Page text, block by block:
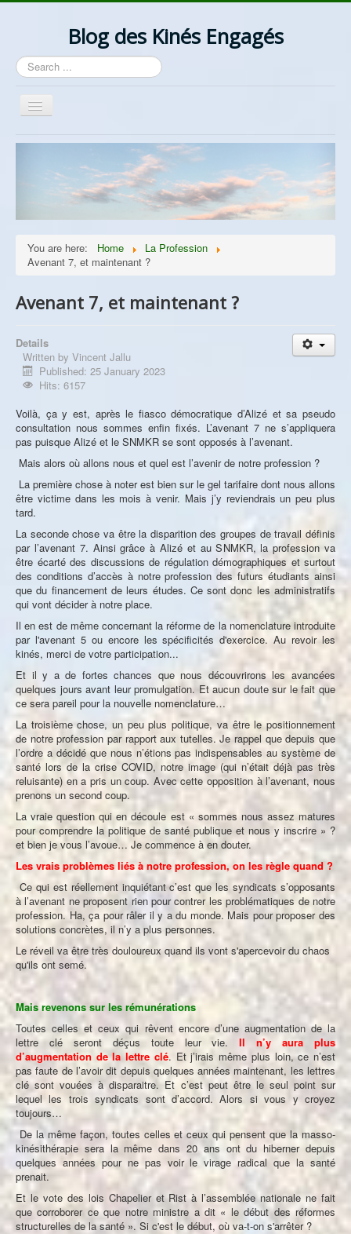
Blog des Kinés Engagés
Search
...
Toggle
Navigation
Bienvenue
Actualités
La Profession
Les Idées
Ordre/Contre Ordre
Les Syndicats
Lantzelot
À propos
You are here: Home
La Profession
Avenant 7, et maintenant ?
Avenant 7, et maintenant ?
Details
Written by Vincent Jallu
Published: 25 January 2023
Hits: 6157
Voilà, ça y est, après le fiasco démocratique d’Alizé et sa pseudo
consultation nous sommes enfin fixés. L’avenant 7 ne s’appliquera
pas puisque Alizé et le SNMKR se sont opposés à l’avenant.
Mais alors où allons nous et quel est l’avenir de notre profession ?
La première chose à noter est bien sur le gel tarifaire dont nous allons
être victime dans les mois à venir. Mais j’y reviendrais un peu plus
tard.
La seconde chose va être la disparition des groupes de travail définis
par l’avenant 7. Ainsi grâce à Alizé et au SNMKR, la profession va
être écarté des discussions de régulation démographiques et surtout
des conditions d’accès à notre profession des futurs étudiants ainsi
que du financement de leurs études. Ce sont donc les administratifs
qui vont décider à notre place.
Il en est de même concernant la réforme de la nomenclature introduite
par l'avenant 5 ou encore les spécificités d'exercice. Au revoir les
kinés, merci de votre participation...
Et il y a de fortes chances que nous découvrirons les avancées
quelques jours avant leur promulgation. Et aucun doute sur le fait que
ce sera pareil pour la nouvelle nomenclature…
La troisième chose, un peu plus politique, va être le positionnement
de notre profession par rapport aux tutelles. Je rappel que depuis que
l’ordre a décidé que nous n’étions pas indispensables au système de
santé lors de la crise COVID, notre image (qui n’était déjà pas très
reluisante) en a pris un coup. Avec cette opposition à l’avenant, nous
prenons un second coup.
La vraie question qui en découle est « sommes nous assez matures
pour comprendre la politique de santé publique et nous y inscrire » ?
et bien je vous l’avoue… Je commence à en douter.
Les vrais problèmes liés à notre profession, on les règle quand ?
Ce qui est réellement inquiétant c’est que les syndicats s’opposants
à l’avenant ne proposent rien pour contrer les problématiques de notre
profession. Ha, ça pour râler il y a du monde. Mais pour proposer des
solutions concrètes, il n’y a plus personnes.
Le réveil va être très douloureux quand ils vont s'apercevoir du chaos
qu'ils ont semé.
Mais revenons sur les rémunérations
Toutes celles et ceux qui rêvent encore d’une augmentation de la
lettre clé seront déçus toute leur vie.Il n’y aura plus
d’augmentation de la lettre clé. Et j’irais même plus loin, ce n’est
pas faute de l’avoir dit depuis quelques années maintenant, les lettres
clé sont vouées à disparaitre. Et c’est peut être le seul point sur
lequel les trois syndicats sont d’accord. Alors si vous y croyez
toujours…
De la même façon, toutes celles et ceux qui pensent que la masso-
kinésithérapie sera la même dans 20 ans ont du hiberner depuis
quelques années pour ne pas voir le virage radical que la santé
prenait.
Et le vote des lois Chapelier et Rist à l’assemblée nationale ne fait
que corroborer ce que notre ministre a dit « le début des réformes
structurelles de la santé ». Si c'est le début, où va-t-on s'arrêter ?